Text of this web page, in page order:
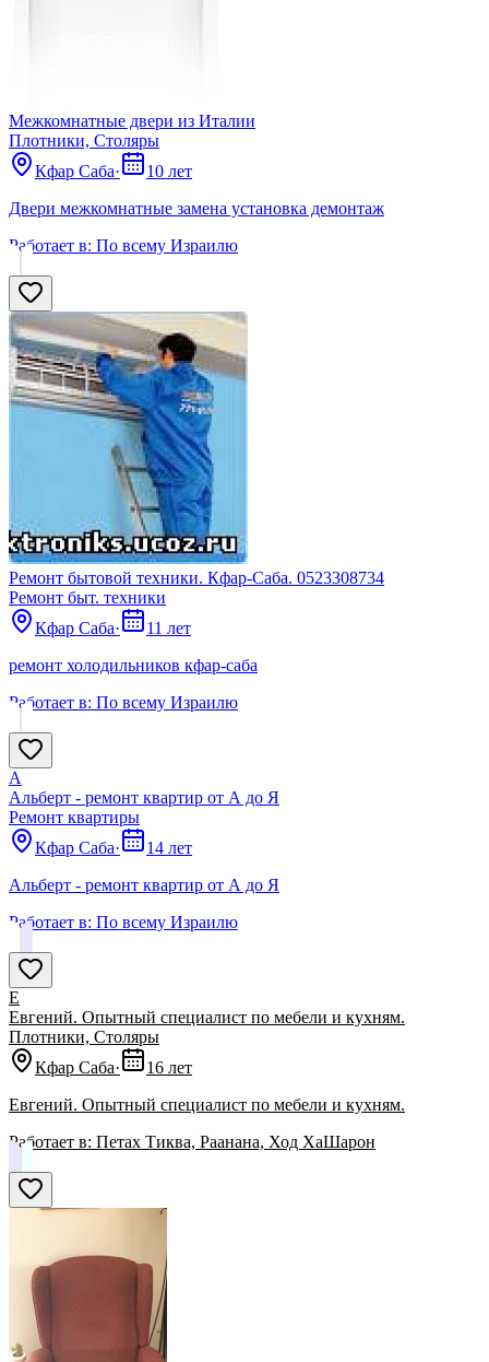
Межкомнатные двери из Италии
Плотники, Столяры
Кфар Саба·
10 лет
Двери межкомнатные замена установка демонтаж
Работает в: По всему Израилю
Ремонт бытовой техники. Кфар-Саба. 0523308734
Ремонт быт. техники
Кфар Саба·
11 лет
ремонт холодильников кфар-саба
Работает в: По всему Израилю
А
Альберт - ремонт квартир от А до Я
Ремонт квартиры
Кфар Саба·
14 лет
Альберт - ремонт квартир от А до Я
Работает в: По всему Израилю
Е
Евгений. Опытный специалист по мебели и кухням.
Плотники, Столяры
Кфар Саба·
16 лет
Евгений. Опытный специалист по мебели и кухням.
Работает в: Петах Тиква, Раанана, Ход ХаШарон